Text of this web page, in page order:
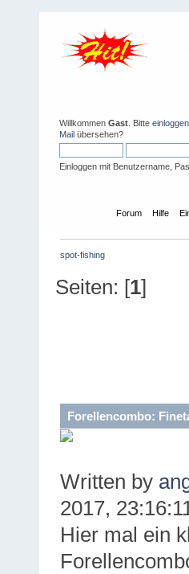
Willkommen Gast . Bitte einloggen
Mail übersehen?
Einloggen mit Benutzername,
Forum Hilfe
spot-fishing
Seiten: [1]
Forellencombo:
Written by
2017,
Hier mal ein